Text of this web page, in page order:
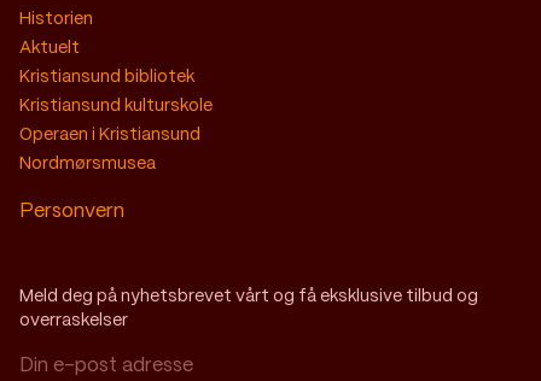
Historien
Aktuelt
Kristiansund bibliotek
Kristiansund kulturskole
Operaen i Kristiansund
Nordmørsmusea
Personvern
Meld deg på nyhetsbrevet vårt og få eksklusive tilbud og
overraskelser